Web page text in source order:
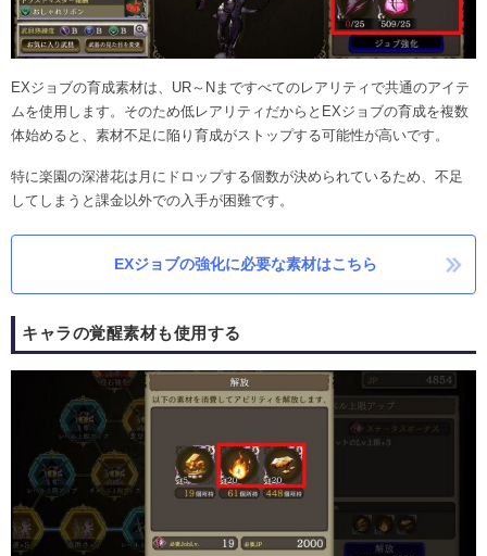
EXジョブの育成素材は、UR～Nまですべてのレアリティで共通のアイテ
ムを使用します。そのため低レアリティだからとEXジョブの育成を複数
体始めると、素材不足に陥り育成がストップする可能性が高いです。
特に楽園の深潜花は月にドロップする個数が決められているため、不足
してしまうと課金以外での入手が困難です。
EXジョブの強化に必要な素材はこちら
キャラの覚醒素材も使用する